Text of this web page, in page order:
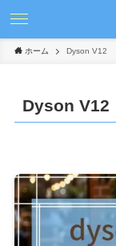
ホーム Dyson V12
Dyson V12